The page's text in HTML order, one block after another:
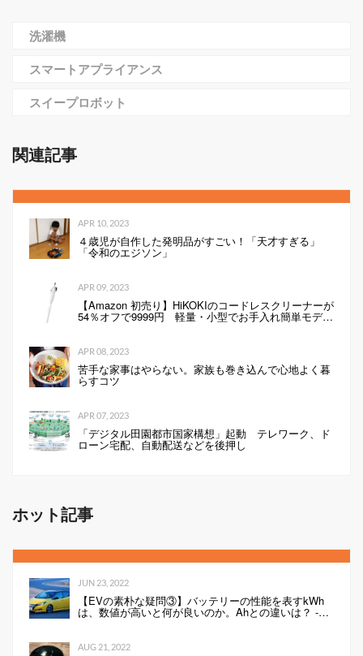
洗濯機
スマートアプライアンス
スイープロボット
関連記事
APR 10, 2023
４歳児が自作した発明品がすごい！「天才すぎる」
「令和のエジソン」
APR 09, 2023
【Amazon 初売り】HiKOKIのコードレスクリーナーが
54％オフで9999円 軽量・小型でお手入れ簡単モデル
（1/2 ページ）
APR 08, 2023
苦手な家事はやらない。家族も巻き込んで心地よく暮
らすコツ
APR 07, 2023
「デジタル田園都市国家構想」起動 テレワーク、ド
ローン宅配、自動配送などを後押し
ホット記事
JUN 23, 2022
【EVの素朴な疑問③】バッテリーの性能を表すkWh
は、数値が高いと何が良いのか。Ahとの違いは？ -
Webモーターマガジン
AUG 21, 2022